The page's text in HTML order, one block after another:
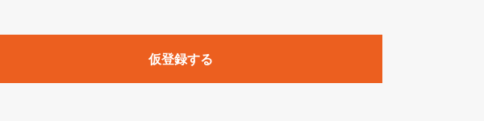
、当社が提供する以下のサービス（名称や内容が変更された場合、変更後のサービスを含
ービスに関連して当社が実施するイベントやキャンペーンをいいます。
」「CodeZine」「MarkeZine」「EnterpriseZine」「ECzine」「Biz/Zine」「HRzine」
仮登録する